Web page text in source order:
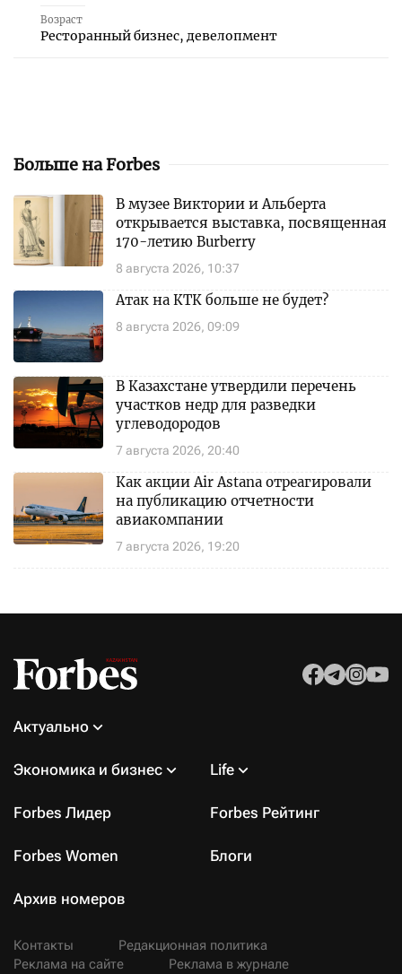
Возраст
Ресторанный бизнес, девелопмент
Больше на Forbes
8 августа 2026, 10:37
В музее Виктории и Альберта
открывается выставка, посвященная
170-летию Burberry
8 августа 2026, 09:09
Атак на КТК больше не будет?
7 августа 2026, 20:40
В Казахстане утвердили перечень
участков недр для разведки
углеводородов
7 августа 2026, 19:20
Как акции Air Astana отреагировали
на публикацию отчетности
авиакомпании
Актуально
Экономика и бизнес Life
Forbes Лидер Forbes Рейтинг
Forbes Women Блоги
Архив номеров
Контакты
Редакционная политика
Реклама на сайте
Реклама в журнале